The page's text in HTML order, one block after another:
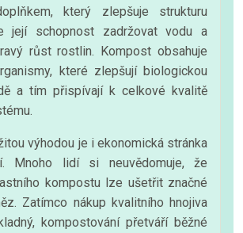
který zlepšuje strukturu
její schopnost zadržovat vodu a
růst rostlin. Kompost obsahuje
které zlepšují biologickou
a tím přispívají k celkové kvalitě
výhodou je i ekonomická stránka
Mnoho lidí si neuvědomuje, že
kompostu lze ušetřit značné
Zatímco nákup kvalitního hnojiva
kompostování přetváří běžné